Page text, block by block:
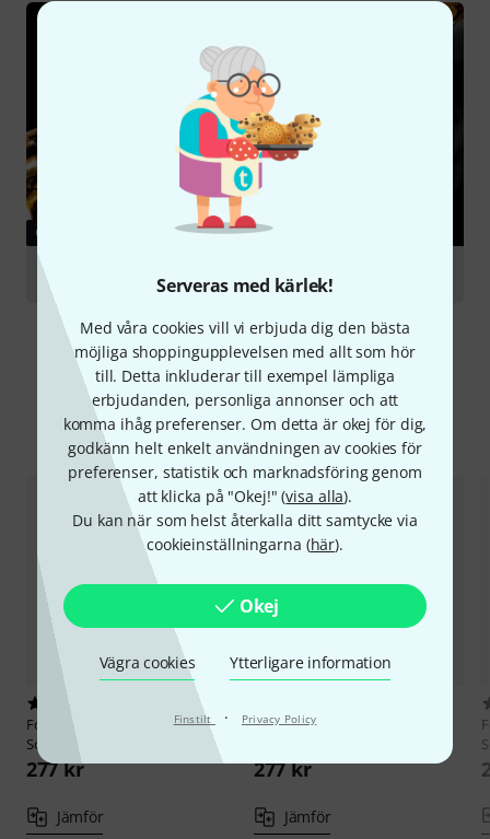
Serveras med kärlek!
Med våra cookies vill vi erbjuda dig den bästa
möjliga shoppingupplevelsen med allt som hör
till. Detta inkluderar till exempel lämpliga
erbjudanden, personliga annonser och att
komma ihåg preferenser. Om detta är okej för dig,
godkänn helt enkelt användningen av cookies för
preferenser, statistik och marknadsföring genom
att klicka på "Okej!" (visa alla).
Du kan när som helst återkalla ditt samtycke via
cookieinställningarna (här).
Okej
Vägra cookies Ytterligare information
Finstilt · Privacy Policy
GUIDE
Saxophones
Jämför alternativ
Forestone
White Bamboo
Soprano Sax 2.0
277 kr
Jämför
Forestone
277 kr
Jämför